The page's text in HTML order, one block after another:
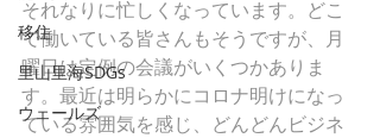
移住
里山里海SDGs
ウェールズ
それなりに忙しくなっています。どこ
で働いている皆さんもそうですが、月
曜日は定例の会議がいくつかありま
す。最近は明らかにコロナ明けになっ
ている雰囲気を感じ、どんどんビジネ